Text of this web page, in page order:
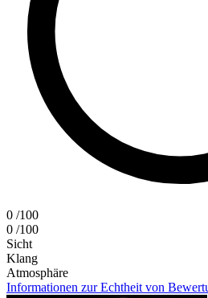
0 /100
0 /100
Sicht
Klang
Atmosphäre
Informationen zur Echtheit von